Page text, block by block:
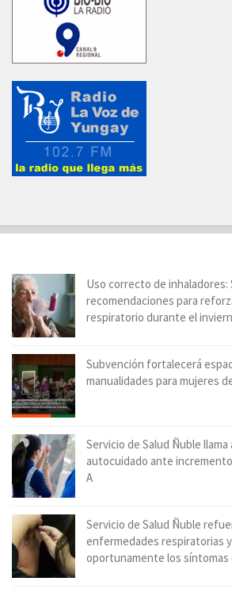
Uso correcto de inhaladores:
recomendaciones para
respiratorio durante el
Subvención fortalecerá
manualidades para mujeres
Servicio de Salud Ñuble
autocuidado ante
A
Servicio de Salud Ñuble
enfermedades respiratorias
oportunamente los síntomas